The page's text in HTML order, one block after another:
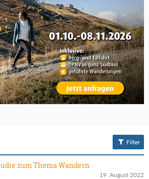
Filter
zum Thema Wandern
19. August 2022